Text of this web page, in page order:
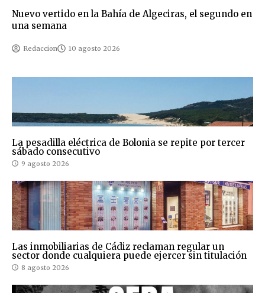
Nuevo vertido en la Bahía de Algeciras, el segundo en
una semana
Redaccion 10 agosto 2026
La pesadilla eléctrica de Bolonia se repite por tercer
sábado consecutivo
9 agosto 2026
Las inmobiliarias de Cádiz reclaman regular un
sector donde cualquiera puede ejercer sin titulación
8 agosto 2026